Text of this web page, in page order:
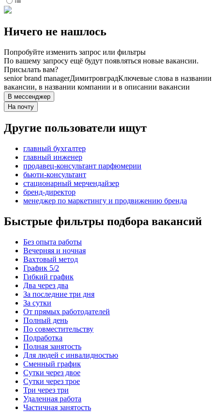
Ничего не нашлось
Попробуйте изменить запрос или фильтры
По вашему запросу ещё будут появляться новые вакансии.
Присылать вам?
senior brand managerДимитровградКлючевые слова в названии
вакансии, в названии компании и в описании вакансии
В мессенджер
На почту
Другие пользователи ищут
главный бухгалтер
главный инженер
продавец-консультант парфюмерии
бьюти-консультант
стационарный мерчендайзер
бренд-директор
менеджер по маркетингу и продвижению бренда
Быстрые фильтры подбора вакансий
Без опыта работы
Вечерняя и ночная
Вахтовый метод
График 5/2
Гибкий график
Два через два
За последние три дня
За сутки
От прямых работодателей
Полный день
По совместительству
Подработка
Полная занятость
Для людей с инвалидностью
Сменный график
Сутки через двое
Сутки через трое
Три через три
Удаленная работа
Частичная занятость